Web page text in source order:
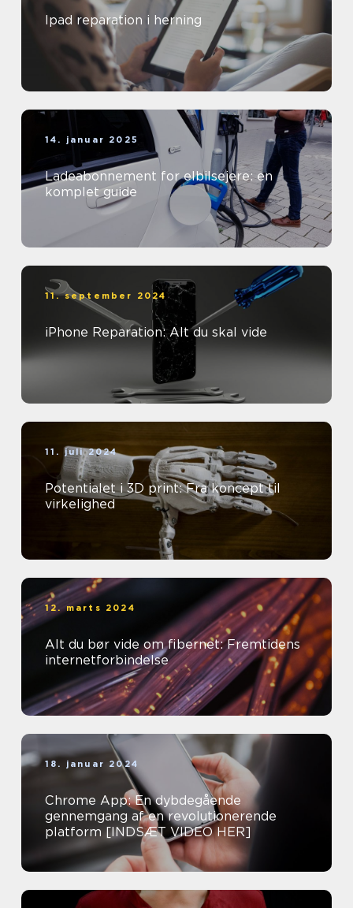
Ipad reparation i herning
14. januar 2025
Ladeabonnement for elbilsejere: en
komplet guide
11. september 2024
iPhone Reparation: Alt du skal vide
11. juli 2024
Potentialet i 3D print: Fra koncept til
virkelighed
12. marts 2024
Alt du bør vide om fibernet: Fremtidens
internetforbindelse
18. januar 2024
Chrome App: En dybdegående
gennemgang af en revolutionerende
platform [INDSÆT VIDEO HER]